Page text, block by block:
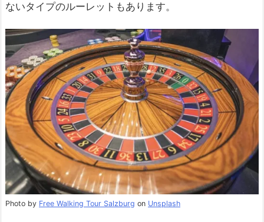
ないタイプのルーレットもあります。
Photo by Free Walking Tour Salzburg on Unsplash